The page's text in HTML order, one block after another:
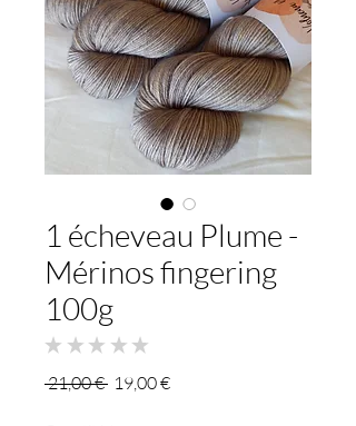
1 écheveau Plume -
Mérinos fingering
100g
★ ★ ★ ★ ★
21,00 € Prix
19,00 €Prix